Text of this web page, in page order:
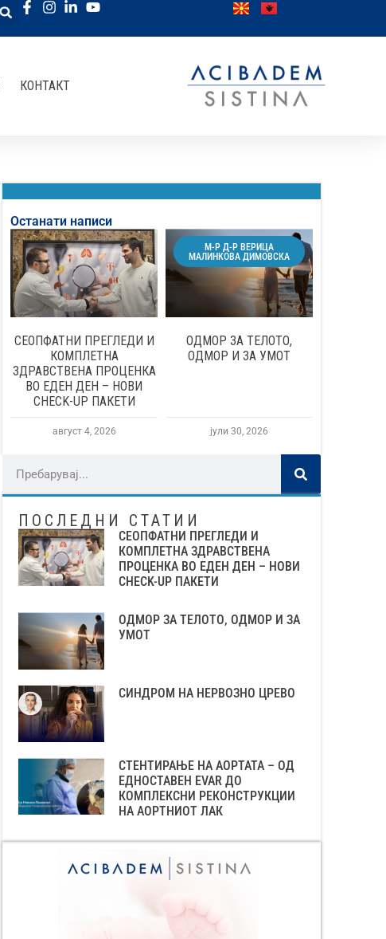
КОНТАКТ
Останати написи
СЕОПФАТНИ ПРЕГЛЕДИ И
КОМПЛЕТНА
ЗДРАВСТВЕНА ПРОЦЕНКА
ВО ЕДЕН ДЕН – НОВИ
CHECK-UP ПАКЕТИ
август 4, 2026
М-Р Д-Р ВЕРИЦА
МАЛИНКОВА ДИМОВСКА
ОДМОР ЗА ТЕЛОТО,
ОДМОР И ЗА УМОТ
јули 30, 2026
ПОСЛЕДНИ СТАТИИ
СЕОПФАТНИ ПРЕГЛЕДИ И
КОМПЛЕТНА ЗДРАВСТВЕНА
ПРОЦЕНКА ВО ЕДЕН ДЕН – НОВИ
CHECK-UP ПАКЕТИ
ОДМОР ЗА ТЕЛОТО, ОДМОР И ЗА
УМОТ
СИНДРОМ НА НЕРВОЗНО ЦРЕВО
СТЕНТИРАЊЕ НА АОРТАТА – ОД
ЕДНОСТАВЕН EVAR ДО
КОМПЛЕКСНИ РЕКОНСТРУКЦИИ
НА АОРТНИОТ ЛАК